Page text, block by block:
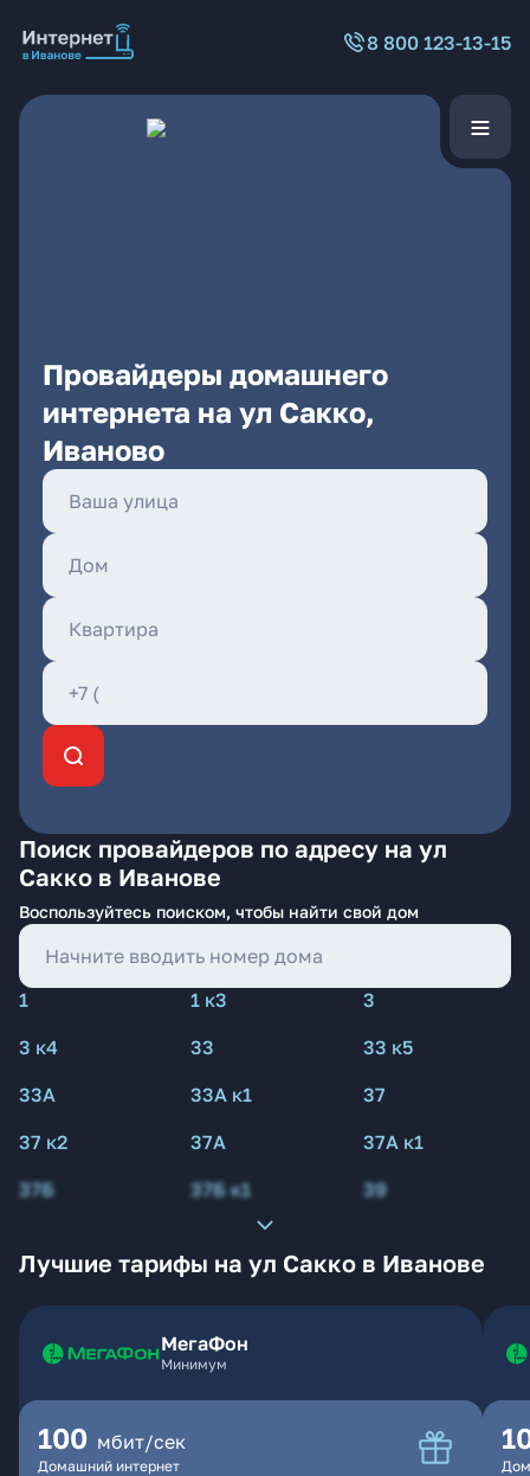
8 800 123-13-15
Провайдеры домашнего
интернета на ул Сакко,
Иваново
Поиск провайдеров по адресу на ул
Сакко в Иванове
Воспользуйтесь поиском, чтобы найти свой дом
1 1 к3
3
3 к4
33
33 к5
33А
33А к1
37
37 к2
37А
37А к1
37Б
37Б к1 39
Лучшие тарифы на ул Сакко в Иванове
МегаФон
Минимум
100 мбит/сек
Домашний интернет